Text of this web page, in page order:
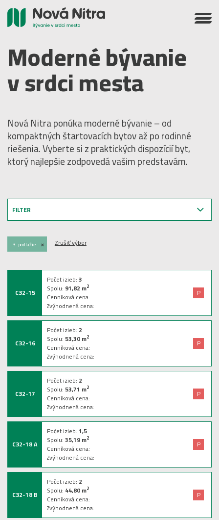
Moderné bývanie
v srdci mesta
Nová Nitra ponúka moderné bývanie – od
kompaktných štartovacích bytov až po rodinné
riešenia. Vyberte si z praktických dispozícií byt,
ktorý najlepšie zodpovedá vašim predstavám.
FILTER
3. podlažie + Zrušiť výber
C32-15
Počet izieb:3
Spolu: 91,82 m2
Cenníková cena:
Zvýhodnená cena:
P
C32-16
Počet izieb: 2
Spolu:53,30m2
Cenníková cena:
Zvýhodnená cena:
P
C32-17
Počet izieb: 2
Spolu:53,71 m2
Cenníková cena:
Zvýhodnená cena:
P
C32-18 A
Počet izieb:1,5
Spolu:35,19m2
Cenníková cena:
Zvýhodnená cena:
P
C32-18 B
Počet izieb: 2
Spolu: 44,80m2
Cenníková cena:
Zvýhodnená cena:
P